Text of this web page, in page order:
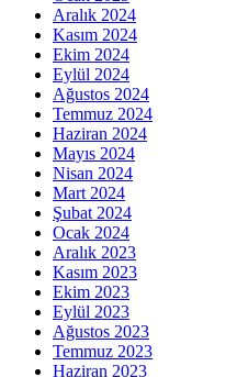
Aralık 2024
Kasım 2024
Ekim 2024
Eylül 2024
Ağustos 2024
Temmuz 2024
Haziran 2024
Mayıs 2024
Nisan 2024
Mart 2024
Şubat 2024
Ocak 2024
Aralık 2023
Kasım 2023
Ekim 2023
Eylül 2023
Ağustos 2023
Temmuz 2023
Haziran 2023